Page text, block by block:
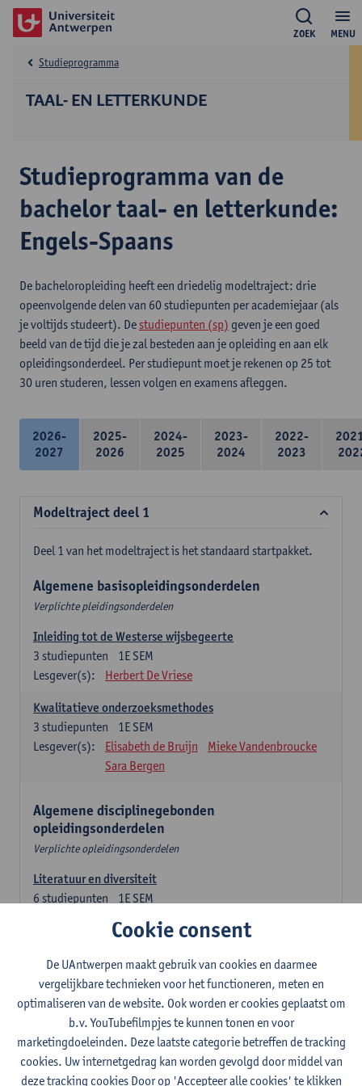
MENU
ZOEK
TAAL- EN LETTERKUNDE
Studieprogramma
Studieprogramma van de
bachelor taal- en letterkunde:
Engels-Spaans
De bacheloropleiding heeft een driedelig modeltraject: drie
opeenvolgende delen van 60 studiepunten per academiejaar (als
je voltijds studeert). De studiepunten (sp) geven je een goed
beeld van de tijd die je zal besteden aan je opleiding en aan elk
opleidingsonderdeel. Per studiepunt moet je rekenen op 25 tot
30 uren studeren, lessen volgen en examens afleggen.
2026-
2027
2025-
2026
2024-
2025
2023-
2024
2022-
2023
Modeltraject deel 1
Deel 1 van het modeltraject is het standaard startpakket.
Algemene basisopleidingsonderdelen
Verplichte pleidingsonderdelen
Inleiding tot de Westerse wijsbegeerte
1E SEM
3 studiepunten
Lesgever(s):
Herbert De Vriese
Kwalitatieve onderzoeksmethodes
1E SEM
3 studiepunten
Lesgever(s):
Elisabeth de Bruijn
Mieke Vandenbroucke
Sara Bergen
Algemene disciplinegebonden
opleidingsonderdelen
Verplichte opleidingsonderdelen
Literatuur en diversiteit
1E SEM
6 studiepunten
Remco Sleiderink
2E SEM
studiepunten
Lesgever(s):
Astrid De Wit Peter Petré
Engels: verplichte opleidingsonderdelen
Engels: taalbeheersing 1
Cookie consent
De UAntwerpen maakt gebruik van cookies en daarmee
vergelijkbare technieken voor het functioneren, meten en
optimaliseren van de website. Ook worden er cookies geplaatst om
b.v. YouTubefilmpjes te kunnen tonen en voor
marketingdoeleinden. Deze laatste categorie betreffen de tracking
cookies. Uw internetgedrag kan worden gevolgd door middel van
deze tracking cookies Door op 'Accepteer alle cookies' te klikken